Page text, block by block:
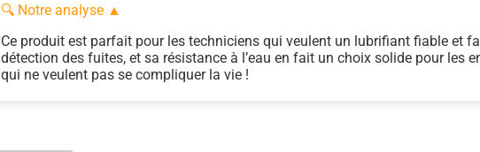
🔍 Notre analyse ▲
Ce produit est parfait pour les techniciens qui veulent un lubrifiant fiable et
détection des fuites, et sa résistance à l’eau en fait un choix solide pour les
qui ne veulent pas se compliquer la vie !